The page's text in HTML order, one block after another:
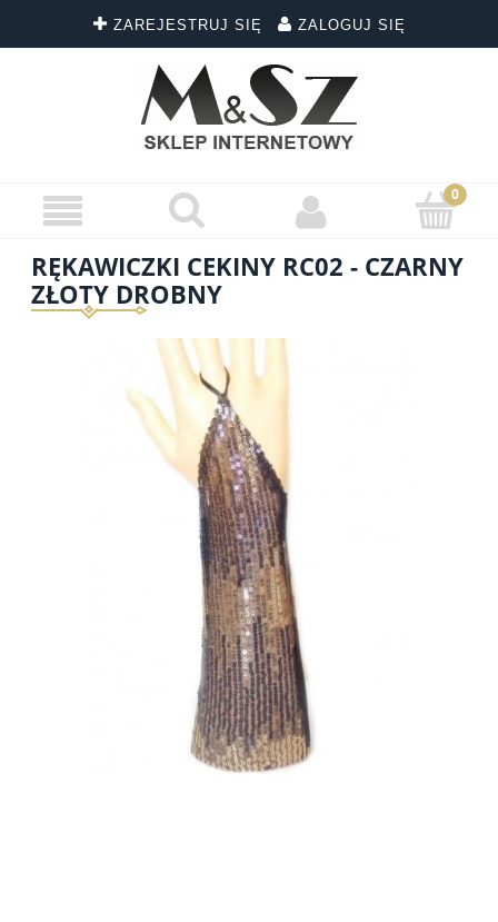
ZAREJESTRUJ SIĘ ZALOGUJ SIĘ
RĘKAWICZKI CEKINY RC02 - CZARNY
ZŁOTY DROBNY